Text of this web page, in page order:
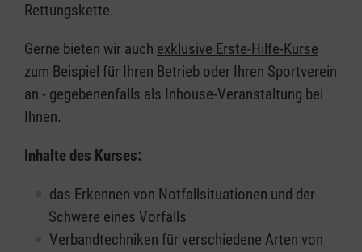
Rettungskette.
Gerne bieten wir auch exklusive Erste-Hilfe-Kurse
zum Beispiel für Ihren Betrieb oder Ihren Sportverein
an - gegebenenfalls als Inhouse-Veranstaltung bei
Ihnen.
Inhalte des Kurses:
das Erkennen von Notfallsituationen und der
Schwere eines Vorfalls
Verbandtechniken für verschiedene Arten von